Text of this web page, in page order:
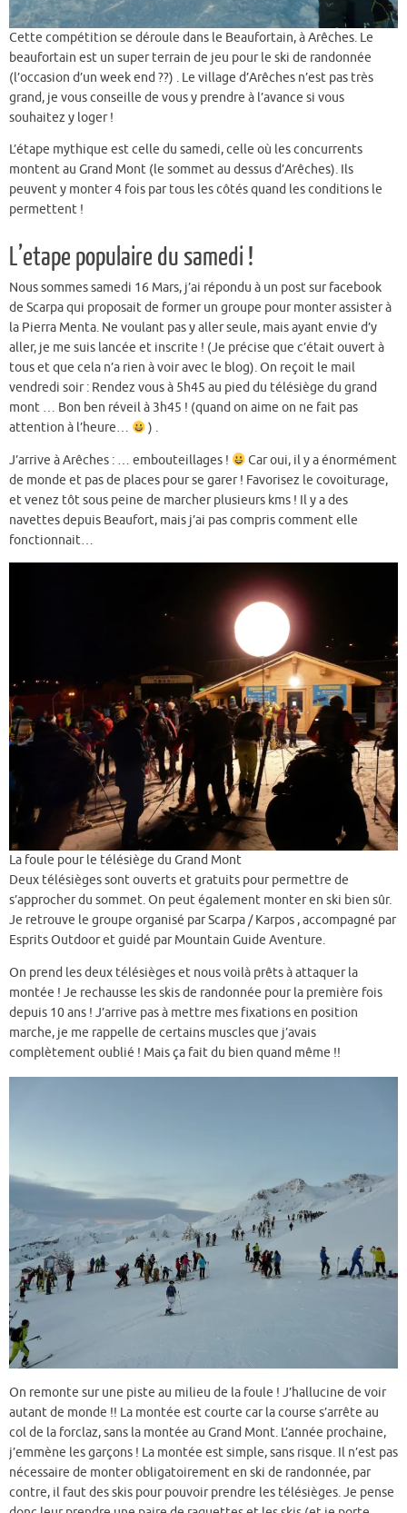
Cette compétition se déroule dans le Beaufortain, à Arêches. Le
beaufortain est un super terrain de jeu pour le ski de randonnée
(l’occasion d’un week end ??) . Le village d’Arêches n’est pas très
grand, je vous conseille de vous y prendre à l’avance si vous
souhaitez y loger !
L’étape mythique est celle du samedi, celle où les concurrents
montent au Grand Mont (le sommet au dessus d’Arêches). Ils
peuvent y monter 4 fois par tous les côtés quand les conditions le
permettent !
L’etape populaire du samedi !
Nous sommes samedi 16 Mars, j’ai répondu à un post sur facebook
de Scarpa qui proposait de former un groupe pour monter assister à
la Pierra Menta. Ne voulant pas y aller seule, mais ayant envie d’y
aller, je me suis lancée et inscrite ! (Je précise que c’était ouvert à
tous et que cela n’a rien à voir avec le blog). On reçoit le mail
vendredi soir : Rendez vous à 5h45 au pied du télésiège du grand
mont … Bon ben réveil à 3h45 ! (quand on aime on ne fait pas
attention à l’heure…
) .
J’arrive à Arêches : … embouteillages !
Car oui, il y a énormément
de monde et pas de places pour se garer ! Favorisez le covoiturage,
et venez tôt sous peine de marcher plusieurs kms ! Il y a des
navettes depuis Beaufort, mais j’ai pas compris comment elle
fonctionnait…
La foule pour le télésiège du Grand Mont
Deux télésièges sont ouverts et gratuits pour permettre de
s’approcher du sommet. On peut également monter en ski bien sûr.
Je retrouve le groupe organisé par Scarpa / Karpos , accompagné par
Esprits Outdoor et guidé par Mountain Guide Aventure.
On prend les deux télésièges et nous voilà prêts à attaquer la
montée ! Je rechausse les skis de randonnée pour la première fois
depuis 10 ans ! J’arrive pas à mettre mes fixations en position
marche, je me rappelle de certains muscles que j’avais
complètement oublié ! Mais ça fait du bien quand même !!
On remonte sur une piste au milieu de la foule ! J’hallucine de voir
autant de monde !! La montée est courte car la course s’arrête au
col de la forclaz, sans la montée au Grand Mont. L’année prochaine,
j’emmène les garçons ! La montée est simple, sans risque. Il n’est pas
nécessaire de monter obligatoirement en ski de randonnée, par
contre, il faut des skis pour pouvoir prendre les télésièges. Je pense